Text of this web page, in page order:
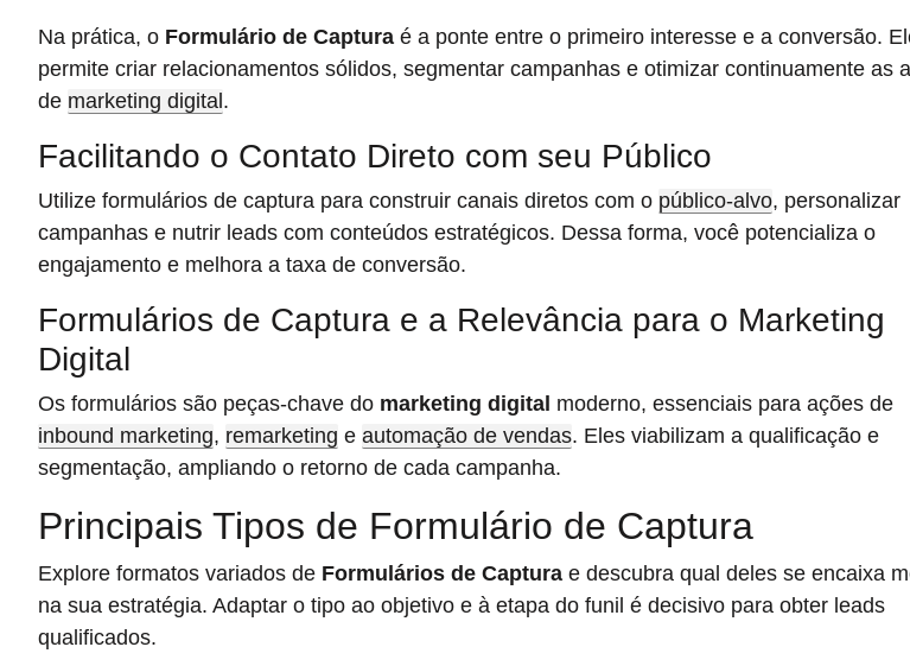
Na prática, o Formulário de Captura é a ponte entre o primeiro interesse e a conversão.
permite criar relacionamentos sólidos, segmentar campanhas e otimizar continuamente as
de marketing digital .
Facilitando o Contato Direto com seu Público
Utilize formulários de captura para construir canais diretos com o público-alvo, personalizar
campanhas e nutrir leads com conteúdos estratégicos. Dessa forma, você potencializa o
engajamento e melhora a taxa de conversão.
Formulários de Captura e a Relevância para o Marketing
Digital
Os formulários são peças-chave do marketing digital moderno, essenciais para ações de
inbound marketing, remarketing e automação de vendas. Eles viabilizam a qualificação e
segmentação, ampliando o retorno de cada campanha.
Principais Tipos de Formulário de Captura
Explore formatos variados de Formulários de Captura e descubra qual deles se encaixa
na sua estratégia. Adaptar o tipo ao objetivo e à etapa do funil é decisivo para obter leads
qualificados.